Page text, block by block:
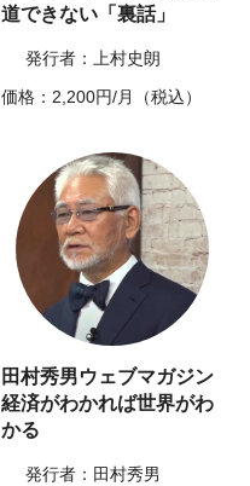
道できない「裏話」
発行者：上村史朗
価格：2,200円/月（税込）
田村秀男ウェブマガジン
経済がわかれば世界がわ
かる
発行者：田村秀男